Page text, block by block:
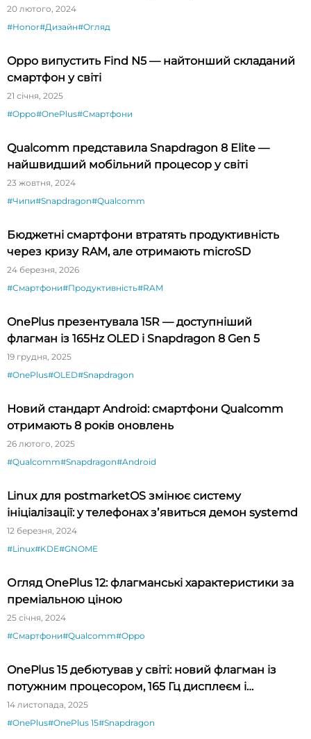
огляд
20 лютого, 2024
#Honor#Дизайн#Огляд
Oppo випустить Find N5 — найтонший складаний
смартфон у світі
21 січня, 2025
#Oppo#OnePlus#Смартфони
Qualcomm представила Snapdragon 8 Elite —
найшвидший мобільний процесор у світі
23 жовтня, 2024
#Чипи#Snapdragon#Qualcomm
Бюджетні смартфони втратять продуктивність
через кризу RAM, але отримають microSD
24 березня, 2026
#Смартфони#Продуктивність#RAM
OnePlus презентувала 15R — доступніший
флагман із 165Hz OLED і Snapdragon 8 Gen 5
19 грудня, 2025
#OnePlus#OLED#Snapdragon
Новий стандарт Android: смартфони Qualcomm
отримають 8 років оновлень
26 лютого, 2025
#Qualcomm#Snapdragon#Android
Linux для postmarketOS змінює систему
ініціалізації: у телефонах зʼявиться демон systemd
12 березня, 2024
#Linux#KDE#GNOME
Огляд OnePlus 12: флагманські характеристики за
преміальною ціною
25 січня, 2024
#Смартфони#Qualcomm#Oppo
OnePlus 15 дебютував у світі: новий флагман із
потужним процесором, 165 Гц дисплеєм і
зарядкою 120 Вт
14 листопада, 2025
#OnePlus#OnePlus 15#Snapdragon